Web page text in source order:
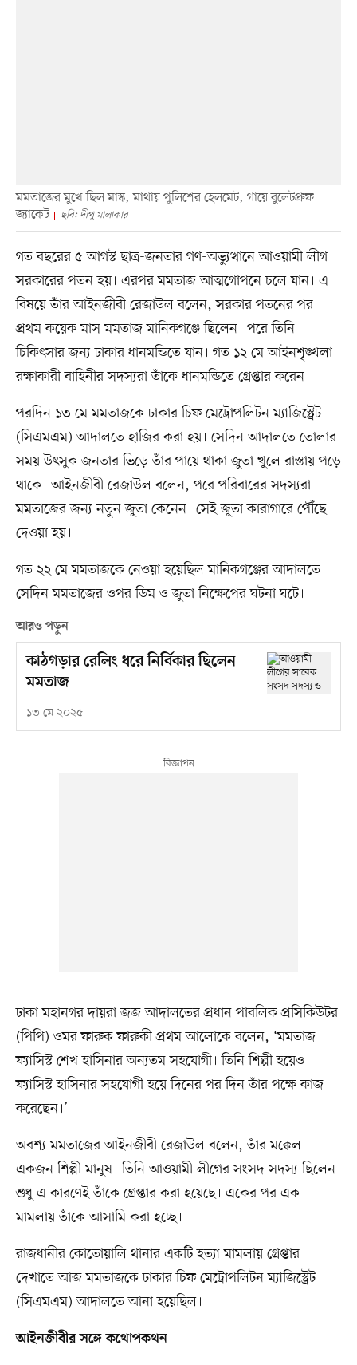
মমতাজের মুখে ছিল মাস্ক, মাথায় পুলিশের হেলমেট, গায়ে বুলেটপ্রুফ
জ্যাকেট
ছবি: দীপু মালাকার
গত বছরের ৫ আগস্ট ছাত্র-জনতার গণ-অভ্যুত্থানে আওয়ামী লীগ
সরকারের পতন হয়। এরপর মমতাজ আত্মগোপনে চলে যান। এ
বিষয়ে তাঁর আইনজীবী রেজাউল বলেন, সরকার পতনের পর
প্রথম কয়েক মাস মমতাজ মানিকগঞ্জে ছিলেন। পরে তিনি
চিকিৎসার জন্য ঢাকার ধানমন্ডিতে যান। গত ১২ মে আইনশৃঙ্খলা
রক্ষাকারী বাহিনীর সদস্যরা তাঁকে ধানমন্ডিতে গ্রেপ্তার করেন।
পরদিন ১৩ মে মমতাজকে ঢাকার চিফ মেট্রোপলিটন ম্যাজিস্ট্রেট
(সিএমএম) আদালতে হাজির করা হয়। সেদিন আদালতে তোলার
সময় উৎসুক জনতার ভিড়ে তাঁর পায়ে থাকা জুতা খুলে রাস্তায় পড়ে
থাকে। আইনজীবী রেজাউল বলেন, পরে পরিবারের সদস্যরা
মমতাজের জন্য নতুন জুতা কেনেন। সেই জুতা কারাগারে পৌঁছে
দেওয়া হয়।
গত ২২ মে মমতাজকে নেওয়া হয়েছিল মানিকগঞ্জের আদালতে।
সেদিন মমতাজের ওপর ডিম ও জুতা নিক্ষেপের ঘটনা ঘটে।
আরও পড়ুন
কাঠগড়ার রেলিং ধরে নির্বিকার ছিলেন
মমতাজ
১৩ মে ২০২৫
ঢাকা মহানগর দায়রা জজ আদালতের প্রধান পাবলিক প্রসিকিউটর
(পিপি) ওমর ফারুক ফারুকী প্রথম আলোকে বলেন, ‘মমতাজ
ফ্যাসিস্ট শেখ হাসিনার অন্যতম সহযোগী। তিনি শিল্পী হয়েও
ফ্যাসিস্ট হাসিনার সহযোগী হয়ে দিনের পর দিন তাঁর পক্ষে কাজ
করেছেন।’
অবশ্য মমতাজের আইনজীবী রেজাউল বলেন, তাঁর মক্কেল
একজন শিল্পী মানুষ। তিনি আওয়ামী লীগের সংসদ সদস্য ছিলেন।
শুধু এ কারণেই তাঁকে গ্রেপ্তার করা হয়েছে। একের পর এক
মামলায় তাঁকে আসামি করা হচ্ছে।
রাজধানীর কোতোয়ালি থানার একটি হত্যা মামলায় গ্রেপ্তার
দেখাতে আজ মমতাজকে ঢাকার চিফ মেট্রোপলিটন ম্যাজিস্ট্রেট
(সিএমএম) আদালতে আনা হয়েছিল।
আইনজীবীর সঙ্গে কথোপকথন